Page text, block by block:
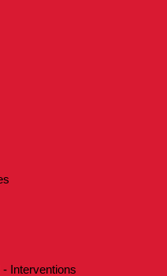
Interventions